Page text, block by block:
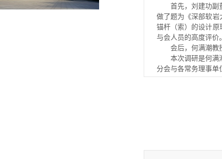
首先，刘建功副
做了题为《深部软岩
锚杆（索）的设计原
与会人员的高度评价
会后，何满潮教
本次调研是何满
分会与各常务理事